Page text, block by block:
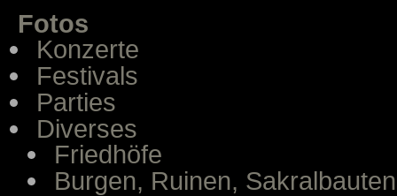
Fotos
Konzerte
Festivals
Parties
Diverses
Friedhöfe
Burgen, Ruinen, Sakralbauten